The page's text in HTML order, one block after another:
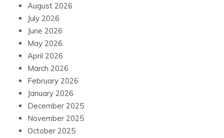
August 2026
July 2026
June 2026
May 2026
April 2026
March 2026
February 2026
January 2026
December 2025
November 2025
October 2025